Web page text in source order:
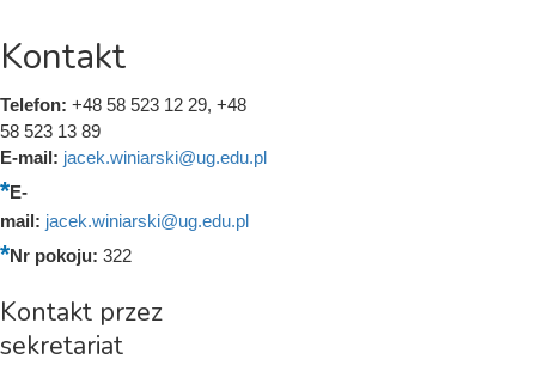
Kontakt
Telefon: +48 58 523 12 29, +48
58 523 13 89
E-mail: jacek.winiarski@ug.edu.pl
E-
mail: jacek.winiarski@ug.edu.pl
Nr pokoju: 322
Kontakt przez
sekretariat